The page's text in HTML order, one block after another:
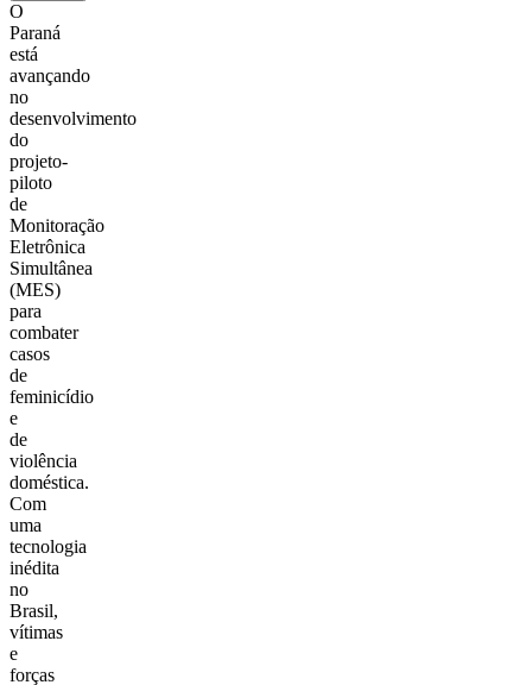
O
Paraná
está
avançando
no
desenvolvimento
do
projeto-
piloto
de
Monitoração
Eletrônica
Simultânea
(MES)
para
combater
casos
de
feminicídio
e
de
violência
doméstica.
Com
uma
tecnologia
inédita
no
Brasil,
vítimas
e
forças